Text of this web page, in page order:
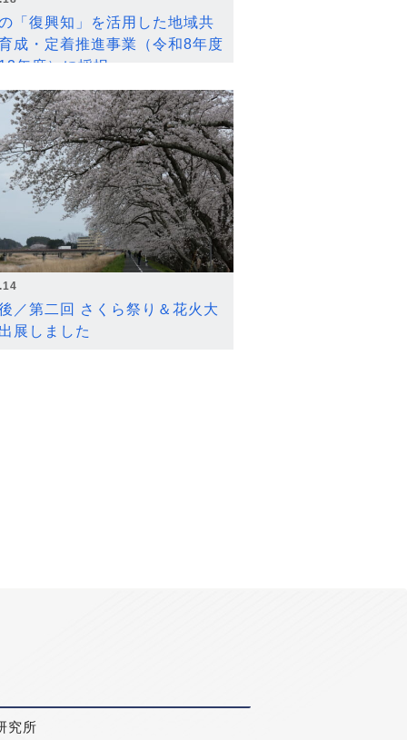
「復興知」を活用した地域共
成・定着推進事業（令和8年度
年度）に採択
／第二回 さくら祭り＆花火大
展しました
究所